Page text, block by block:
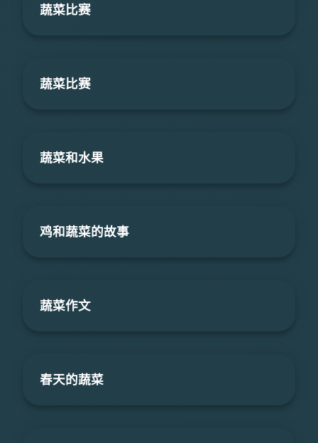
蔬菜比赛
蔬菜比赛
蔬菜和水果
鸡和蔬菜的故事
蔬菜作文
春天的蔬菜